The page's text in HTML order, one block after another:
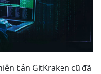
bản GitKraken cũ đã